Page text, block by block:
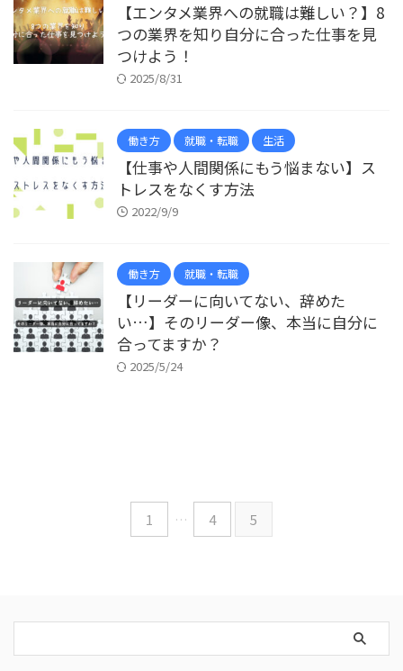
【エンタメ業界への就職は難しい？】8
つの業界を知り自分に合った仕事を見
つけよう！
2025/8/31
働き方 就職・転職 生活
【仕事や人間関係にもう悩まない】ス
トレスをなくす方法
2022/9/9
働き方 就職・転職
【リーダーに向いてない、辞めた
い…】そのリーダー像、本当に自分に
合ってますか？
2025/5/24
1 … 4 5